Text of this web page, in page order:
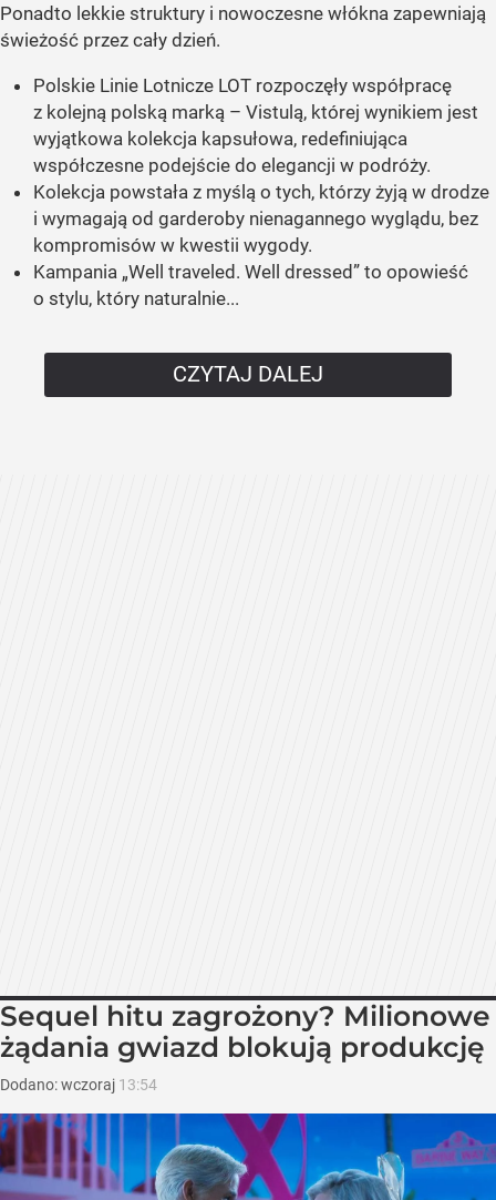
Ponadto lekkie struktury i nowoczesne włókna zapewniają
świeżość przez cały dzień.
Polskie Linie Lotnicze LOT rozpoczęły współpracę
z kolejną polską marką – Vistulą, której wynikiem jest
wyjątkowa kolekcja kapsułowa, redefiniująca
współczesne podejście do elegancji w podróży.
Kolekcja powstała z myślą o tych, którzy żyją w drodze
i wymagają od garderoby nienagannego wyglądu, bez
kompromisów w kwestii wygody.
Kampania „Well traveled. Well dressed” to opowieść
o stylu, który naturalnie...
CZYTAJ DALEJ
Sequel hitu zagrożony? Milionowe
żądania gwiazd blokują produkcję
Dodano:wczoraj 13:54